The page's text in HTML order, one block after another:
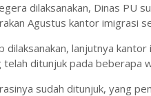
dilaksanakan, Dinas PU
Agustus kantor imigrasi
dilaksanakan, lanjutnya
telah ditunjuk pada beberapa
sudah ditunjuk, yang